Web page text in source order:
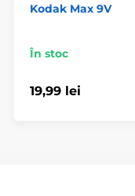
Kodak Max 9V
În stoc
19,99 lei